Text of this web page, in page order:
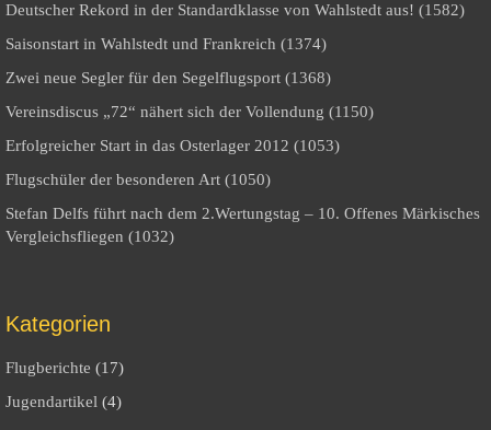
Deutscher Rekord in der Standardklasse von Wahlstedt aus! (1582)
Saisonstart in Wahlstedt und Frankreich (1374)
Zwei neue Segler für den Segelflugsport (1368)
Vereinsdiscus „72“ nähert sich der Vollendung (1150)
Erfolgreicher Start in das Osterlager 2012 (1053)
Flugschüler der besonderen Art (1050)
Stefan Delfs führt nach dem 2.Wertungstag – 10. Offenes Märkisches
Vergleichsfliegen (1032)
Kategorien
Flugberichte (17)
Jugendartikel (4)